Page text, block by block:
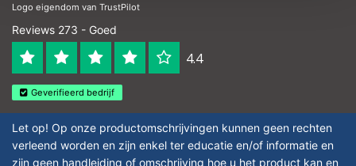
Logo eigendom van TrustPilot
Reviews 273 - Goed
4.4
Geverifieerd bedrijf
Let op! Op onze productomschrijvingen kunnen geen rechten
verleend worden en zijn enkel ter educatie en/of informatie en
zijn geen handleiding of omschrijving hoe u het product kan en